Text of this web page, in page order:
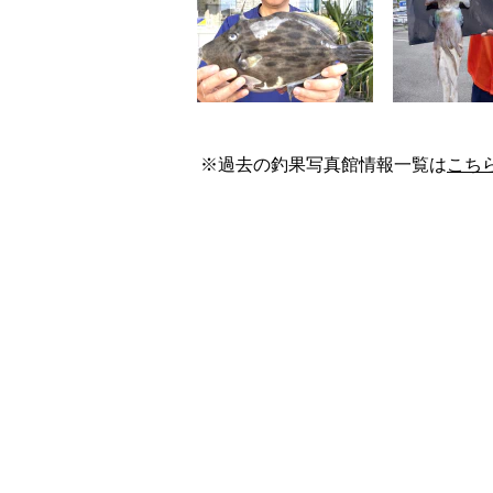
※過去の釣果写真館情報一覧はこち